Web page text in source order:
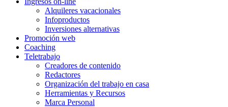
Alquileres vacacionales
Infoproductos
Inversiones alternativas
Promoción web
Coaching
Teletrabajo
Creadores de contenido
Redactores
Organización del trabajo en casa
Herramientas y Recursos
Marca Personal